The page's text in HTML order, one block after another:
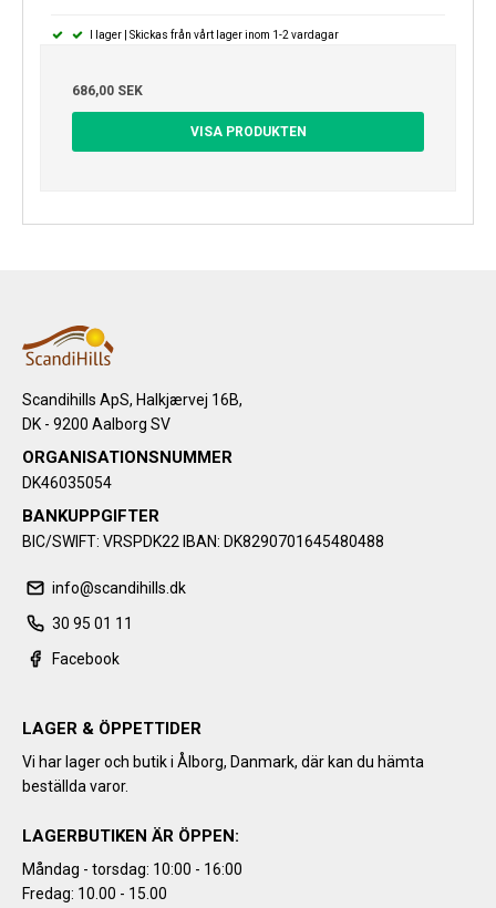
I lager | Skickas från vårt lager inom 1-2 vardagar
686,00 SEK
VISA PRODUKTEN
Scandihills ApS, Halkjærvej 16B,
DK - 9200 Aalborg SV
ORGANISATIONSNUMMER
DK46035054
BANKUPPGIFTER
BIC/SWIFT: VRSPDK22 IBAN: DK8290701645480488
info@scandihills.dk
30 95 01 11
Facebook
LAGER & ÖPPETTIDER
Vi har lager och butik i Ålborg, Danmark, där kan du hämta
beställda varor.
LAGERBUTIKEN ÄR ÖPPEN:
Måndag - torsdag: 10:00 - 16:00
Fredag: 10.00 - 15.00